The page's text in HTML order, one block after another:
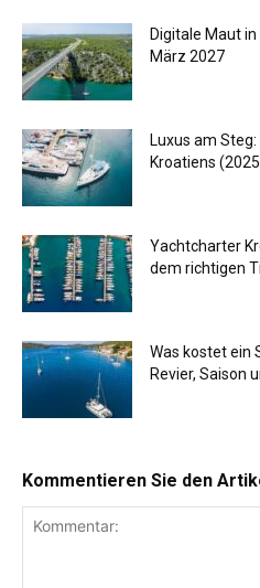
Digitale Maut
März 2027
Luxus am
Kroatiens
Yachtcharter
dem richtigen
Was kostet ein
Revier, Saison
Kommentieren Sie den